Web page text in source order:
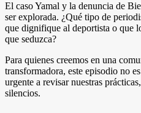
El caso Yamal y la denuncia de
ser explorada. ¿Qué tipo de
que dignifique al deportista o que
que seduzca?
Para quienes creemos en una
transformadora, este episodio no
urgente a revisar nuestras
silencios.